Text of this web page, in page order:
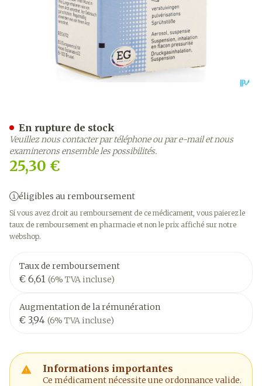
25,30 €
éligibles au remboursement
Si vous avez droit au remboursement de ce médicament, vous paierez le
taux de remboursement en pharmacie et non le prix affiché sur notre
webshop.
Taux de remboursement
€ 6,61 (6% TVA incluse)
Augmentation de la rémunération
€ 3,94 (6% TVA incluse)
Informations importantes
Ce médicament nécessite une ordonnance valide.
En rupture de stock
Veuillez nous contacter par téléphone ou par e-mail et nous
examinerons ensemble les possibilités.